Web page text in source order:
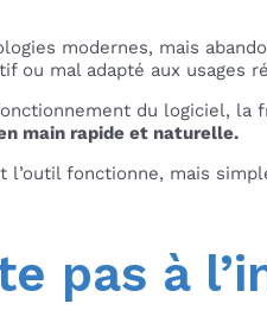
modernes, mais
ou mal adapté aux usages
du logiciel, la
main rapide et naturelle.
l’outil fonctionne, mais
pas à